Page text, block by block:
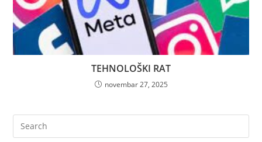
TEHNOLOŠKI RAT
novembar 27, 2025